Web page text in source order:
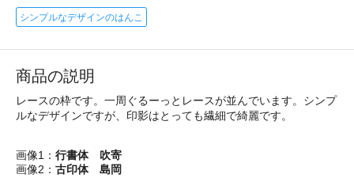
シンプルなデザインのはんこ
商品の説明
レースの枠です。一周ぐるーっとレースが並んでいます。シンプ
ルなデザインですが、印影はとっても繊細で綺麗です。
画像1： 行書体 吹寄
画像2： 古印体 島岡